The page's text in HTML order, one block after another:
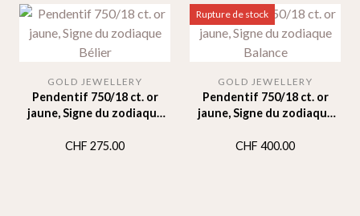
Pendentif 750/18 ct. or
jaune, Signe du zodiaque
GOLD JEWELLERY
CHF 275.00
Rupture de stock
Pendentif 750/18 ct. or
jaune, Signe du zodiaque
GOLD JEWELLERY
CHF 400.00